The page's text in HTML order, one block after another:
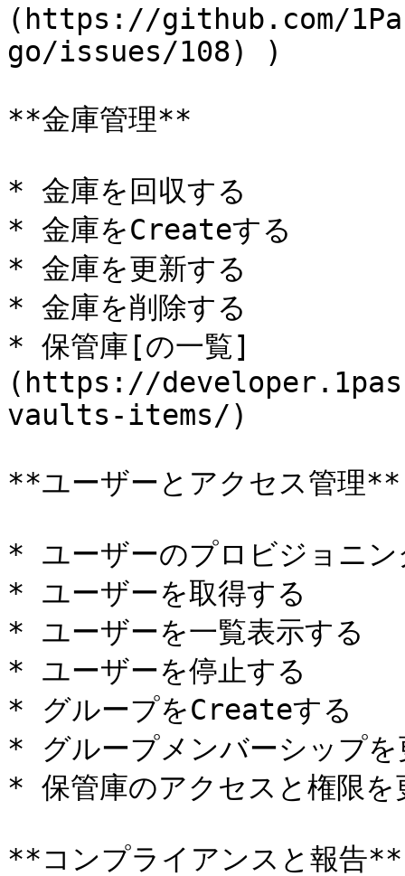
(https://github.com/
go/issues/108) )
**金庫管理**
* 金庫を回収する
* 金庫をCreateする
* 金庫を更新する
* 金庫を削除する
* 保管庫[の一覧]
(https://
vaults-items/)
**ユーザーとアクセス管理**
* ユーザーのプロビジョニン
* ユーザーを取得する
* ユーザーを一覧表示する
* ユーザーを停止する
* グループをCreateする
* グループメンバーシップを
* 保管庫のアクセスと権限を
**コンプライアンスと報告**